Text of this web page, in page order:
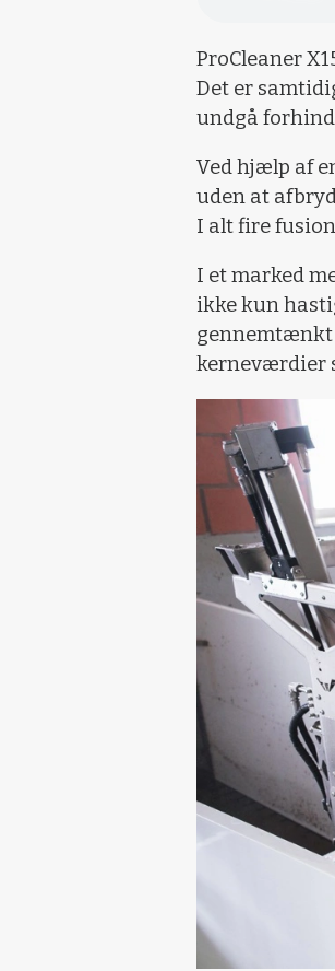
ProCleaner
Det er
undgå
Ved hjælp af
uden at
I alt fire
I et marked
ikke kun
gennemtænkt
kerneværdier